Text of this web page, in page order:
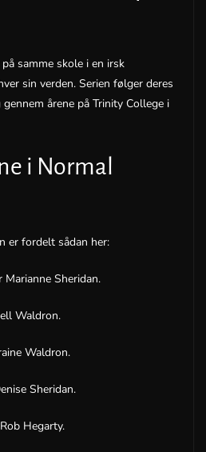
samme skole i en irsk
sin verden. Serien følger deres
årene på Trinity College i
i Normal
er fordelt sådan her:
Marianne Sheridan.
Waldron.
Waldron.
Sheridan.
Hegarty.